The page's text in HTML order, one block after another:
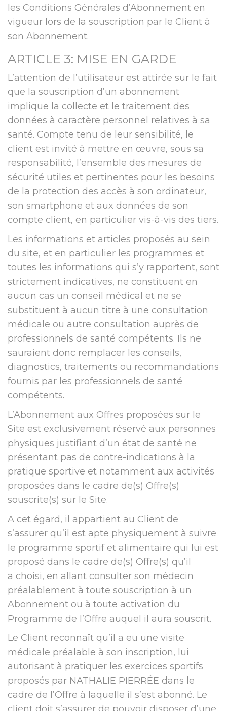
les Conditions Générales d’Abonnement en
vigueur lors de la souscription par le Client à
son Abonnement.
ARTICLE 3: MISE EN GARDE
L’attention de l’utilisateur est attirée sur le fait
que la souscription d’un abonnement
implique la collecte et le traitement des
données à caractère personnel relatives à sa
santé. Compte tenu de leur sensibilité, le
client est invité à mettre en œuvre, sous sa
responsabilité, l’ensemble des mesures de
sécurité utiles et pertinentes pour les besoins
de la protection des accès à son ordinateur,
son smartphone et aux données de son
compte client, en particulier vis-à-vis des tiers.
Les informations et articles proposés au sein
du site, et en particulier les programmes et
toutes les informations qui s’y rapportent, sont
strictement indicatives, ne constituent en
aucun cas un conseil médical et ne se
substituent à aucun titre à une consultation
médicale ou autre consultation auprès de
professionnels de santé compétents. Ils ne
sauraient donc remplacer les conseils,
diagnostics, traitements ou recommandations
fournis par les professionnels de santé
compétents.
L’Abonnement aux Offres proposées sur le
Site est exclusivement réservé aux personnes
physiques justifiant d’un état de santé ne
présentant pas de contre-indications à la
pratique sportive et notamment aux activités
proposées dans le cadre de(s) Offre(s)
souscrite(s) sur le Site.
A cet égard, il appartient au Client de
s’assurer qu’il est apte physiquement à suivre
le programme sportif et alimentaire qui lui est
proposé dans le cadre de(s) Offre(s) qu’il
a choisi, en allant consulter son médecin
préalablement à toute souscription à un
Abonnement ou à toute activation du
Programme de l’Offre auquel il aura souscrit.
Le Client reconnaît qu’il a eu une visite
médicale préalable à son inscription, lui
autorisant à pratiquer les exercices sportifs
proposés par NATHALIE PIERRÉE dans le
cadre de l’Offre à laquelle il s’est abonné. Le